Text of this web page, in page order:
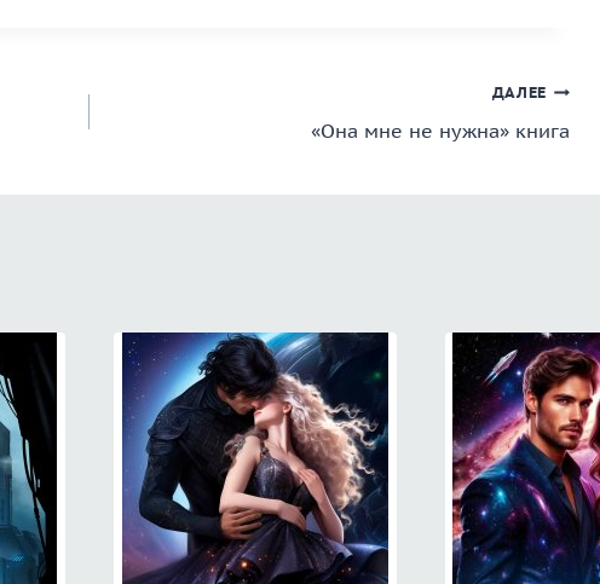
ДАЛЕЕ
«Она мне не нужна» книга